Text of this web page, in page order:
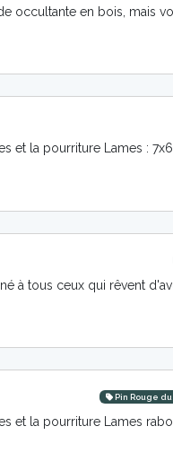
occultante en bois, mais
et la pourriture Lames :
à tous ceux qui rêvent
Pin Rouge
et la pourriture Lames